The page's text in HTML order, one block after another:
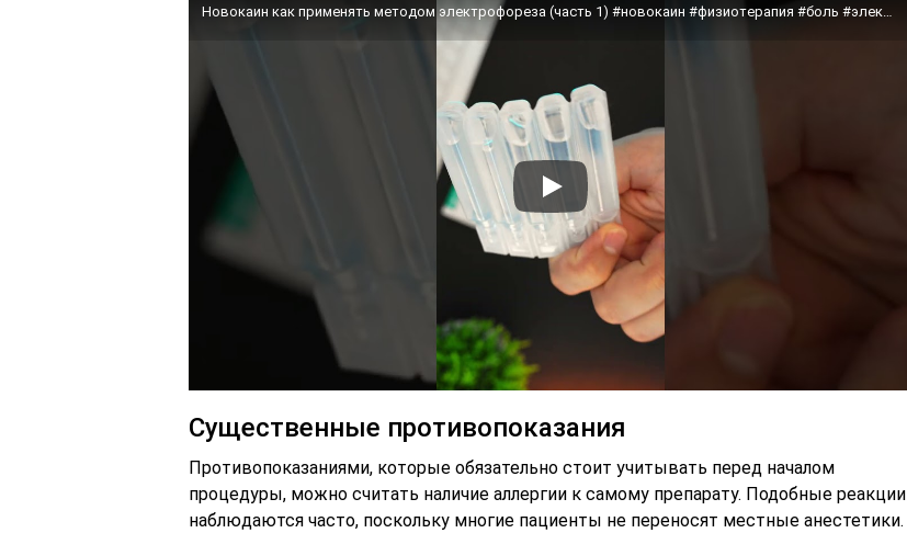
Существенные противопоказания
Противопоказаниями, которые обязательно стоит учитывать перед началом
процедуры, можно считать наличие аллергии к самому препарату. Подобные реакции
наблюдаются часто, поскольку многие пациенты не переносят местные анестетики.